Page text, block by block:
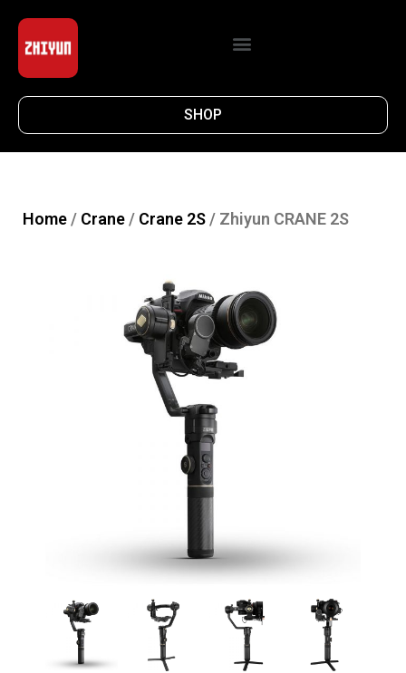
SHOP
Home / Crane / Crane 2S / Zhiyun CRANE 2S